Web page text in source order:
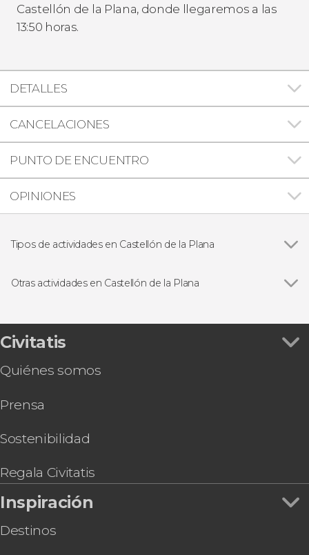
Castellón de la Plana, donde llegaremos a las
13:50 horas.
DETALLES
CANCELACIONES
PUNTO DE ENCUENTRO
OPINIONES
Tipos de actividades en Castellón de la Plana
Excursiones de un día
Otras actividades en Castellón de la Plana
Visita guiada por el Museo de Bellas Artes
Tour por Castellón con degustación de
Civitatis
Quiénes somos
Prensa
Sostenibilidad
Regala Civitatis
Inspiración
Destinos